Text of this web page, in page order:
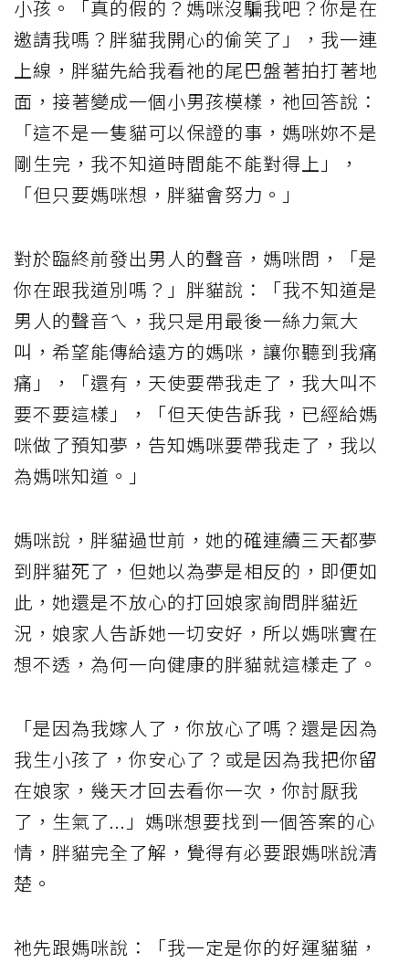
小孩。「真的假的？媽咪沒騙我吧？你是在
邀請我嗎？胖貓我開心的偷笑了」，我一連
上線，胖貓先給我看祂的尾巴盤著拍打著地
面，接著變成一個小男孩模樣，祂回答說：
「這不是一隻貓可以保證的事，媽咪妳不是
剛生完，我不知道時間能不能對得上」，
「但只要媽咪想，胖貓會努力。」
對於臨終前發出男人的聲音，媽咪問，「是
你在跟我道別嗎？」胖貓說：「我不知道是
男人的聲音ㄟ，我只是用最後一絲力氣大
叫，希望能傳給遠方的媽咪，讓你聽到我痛
痛」，「還有，天使要帶我走了，我大叫不
要不要這樣」，「但天使告訴我，已經給媽
咪做了預知夢，告知媽咪要帶我走了，我以
為媽咪知道。」
媽咪說，胖貓過世前，她的確連續三天都夢
到胖貓死了，但她以為夢是相反的，即便如
此，她還是不放心的打回娘家詢問胖貓近
況，娘家人告訴她一切安好，所以媽咪實在
想不透，為何一向健康的胖貓就這樣走了。
「是因為我嫁人了，你放心了嗎？還是因為
我生小孩了，你安心了？或是因為我把你留
在娘家，幾天才回去看你一次，你討厭我
了，生氣了...」媽咪想要找到一個答案的心
情，胖貓完全了解，覺得有必要跟媽咪說清
楚。
祂先跟媽咪說：「我一定是你的好運貓貓，